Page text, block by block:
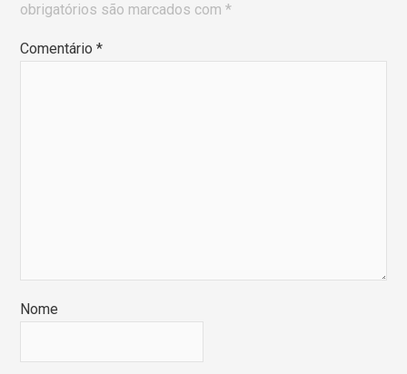
obrigatórios são marcados com*
Comentário*
Nome